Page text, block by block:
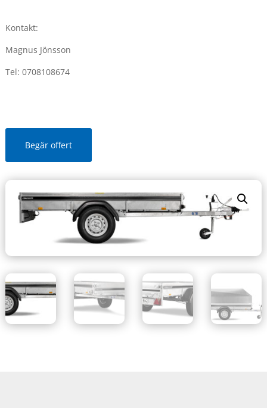
Kontakt:
Magnus Jönsson
Tel: 0708108674
Begär offert